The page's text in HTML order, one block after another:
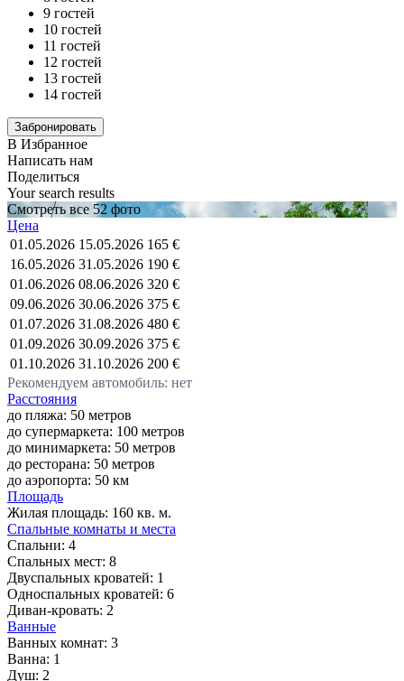
9 гостей
10 гостей
11 гостей
12 гостей
13 гостей
14 гостей
В Избранное
Написать нам
Поделиться
Your search results
Смотреть все 52 фото
Цена
01.05.2026 15.05.2026 165 €
16.05.2026 31.05.2026 190 €
01.06.2026 08.06.2026 320 €
09.06.2026 30.06.2026 375 €
01.07.2026 31.08.2026 480 €
01.09.2026 30.09.2026 375 €
01.10.2026 31.10.2026 200 €
Рекомендуем автомобиль: нет
Расстояния
до пляжа: 50 метров
до супермаркета: 100 метров
до минимаркета: 50 метров
до ресторана: 50 метров
до аэропорта: 50 км
Площадь
Жилая площадь: 160 кв. м.
Спальные комнаты и места
Спальни: 4
Спальных мест: 8
Двуспальных кроватей: 1
Односпальных кроватей: 6
Диван-кровать: 2
Ванные
Ванных комнат: 3
Ванна: 1
Душ: 2